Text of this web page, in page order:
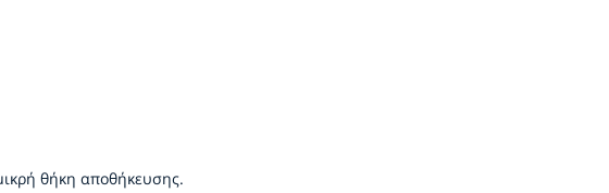
θήκη αποθήκευσης.